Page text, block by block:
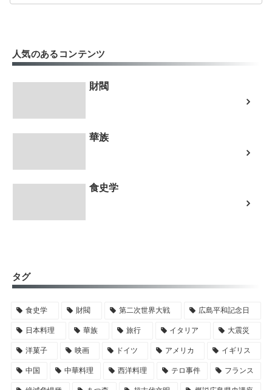
人気のあるコンテンツ
財閥
華族
食史学
タグ
食史学 財閥 第二次世界大戦 広島平和記念日
日本料理 華族 旅行 イタリア 大震災
洋菓子 映画 ドイツ アメリカ イギリス
中国 中華料理 西洋料理 テロ事件 フランス